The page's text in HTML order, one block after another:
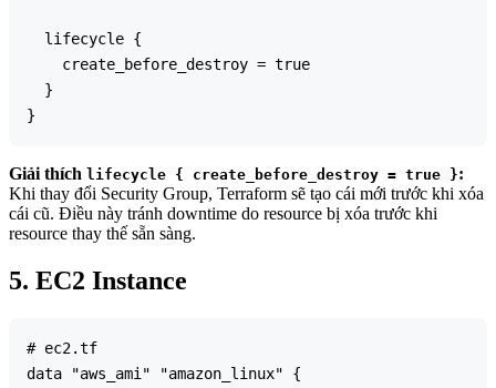
  lifecycle {
    create_before_destroy = true
  }
Giải thích lifecycle { create_before_destroy = true }:
Khi thay đổi Security Group, Terraform sẽ tạo cái mới trước khi xóa
cái cũ. Điều này tránh downtime do resource bị xóa trước khi
resource thay thế sẵn sàng.
5. EC2 Instance
# ec2.tf
data "aws_ami" "amazon_linux" {